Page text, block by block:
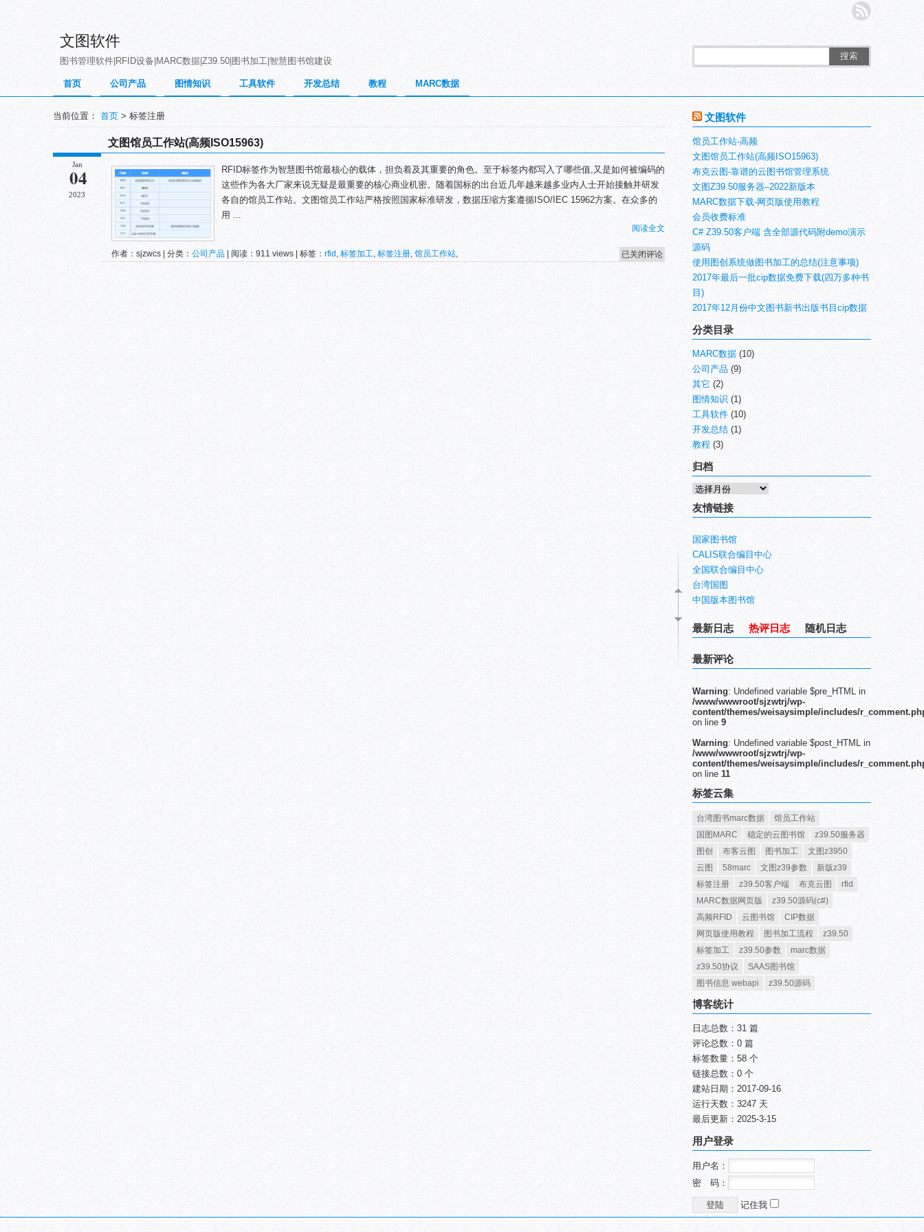
文图软件
图书管理软件|RFID设备|MARC数据|Z39.50|图书加工|智慧图书馆建设 搜索
首页 公司产品 图情知识 工具软件 开发总结 教程 MARC数据
当前位置： 首页 > 标签注册
文图馆员工作站(高频ISO15963)
Jan
04
2023
RFID标签作为智慧图书馆最核心的载体，担负着及其重要的角色。至于标签内都写入了哪些值,又是如何被编码的
这些作为各大厂家来说无疑是最重要的核心商业机密。随着国标的出台近几年越来越多业内人士开始接触并研发
各自的馆员工作站。文图馆员工作站严格按照国家标准研发，数据压缩方案遵循ISO/IEC 15962方案。在众多的
用 ...
阅读全文
作者：sjzwcs | 分类： 公司产品 | 阅读：911 views | 标签： rfid , 标签加工, 标签注册, 馆员工作站,
文
已关闭评论
文图软件
馆员工作站-高频
文图馆员工作站(高频ISO15963)
布克云图-靠谱的云图书馆管理系统
文图Z39.50服务器–2022新版本
MARC数据下载-网页版使用教程
会员收费标准
C# Z39.50客户端 含全部源代码附demo演示
源码
使用图创系统做图书加工的总结(注意事项)
2017年最后一批cip数据免费下载(四万多种书
目)
2017年12月份中文图书新书出版书目cip数据
分类目录
MARC数据 (10)
公司产品 (9)
其它 (2)
图情知识 (1)
工具软件 (10)
开发总结 (1)
教程 (3)
归档
归
档
友情链接
国家图书馆
CALIS联合编目中心
全国联合编目中心
台湾国图
中国版本图书馆
最新日志 热评日志 随机日志
最新评论
Warning: Undefined variable $pre_HTML in
/www/wwwroot/sjzwtrj/wp-
content/themes/weisaysimple/includes/
on line 9
Warning: Undefined variable $post_HTML in
/www/wwwroot/sjzwtrj/wp-
content/themes/weisaysimple/includes/
on line 11
标签云集
台湾图书marc数据
馆员工作站
国图MARC
稳定的云图书馆
z39.50服务器
图创
布客云图 图书加工
文图z3950
云图
58marc 文图z39参数
新版z39
标签注册
z39.50客户端 布克云图
rfid
MARC数据网页版
z39.50源码(c#)
高频RFID
云图书馆
CIP数据
网页版使用教程
图书加工流程
z39.50
标签加工
z39.50参数
marc数据
z39.50协议
SAAS图书馆
图书信息 webapi
z39.50源码
博客统计
日志总数：31 篇
评论总数：0 篇
标签数量：58 个
链接总数：0 个
建站日期：2017-09-16
运行天数：3247 天
最后更新：2025-3-15
用户登录
用户名：
密 码：
记住我